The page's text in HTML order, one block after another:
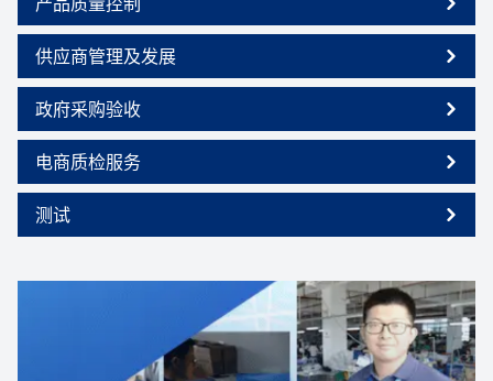
供应商管理及发展
政府采购验收
电商质检服务
测试